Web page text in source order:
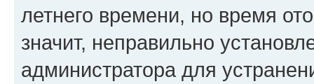
летнего времени, но время
значит, неправильно
администратора для